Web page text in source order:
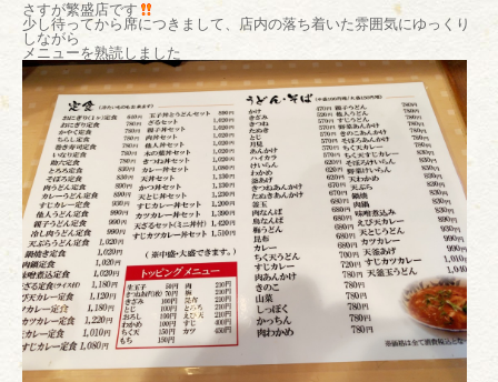
さすが繁盛店です
少し待ってから席につきまして、店内の落ち着いた雰囲気にゆっくり
しながら
メニューを熟読しました